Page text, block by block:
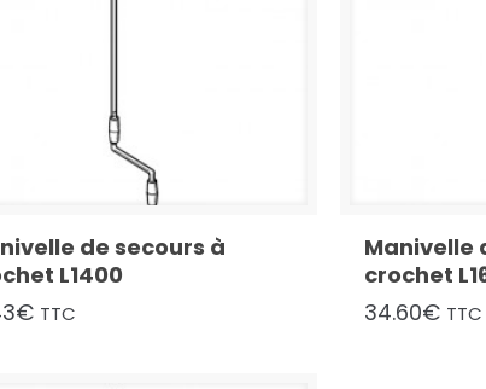
de secours à
L1400
€ TTC
Manivelle
crochet
34.60€ TTC